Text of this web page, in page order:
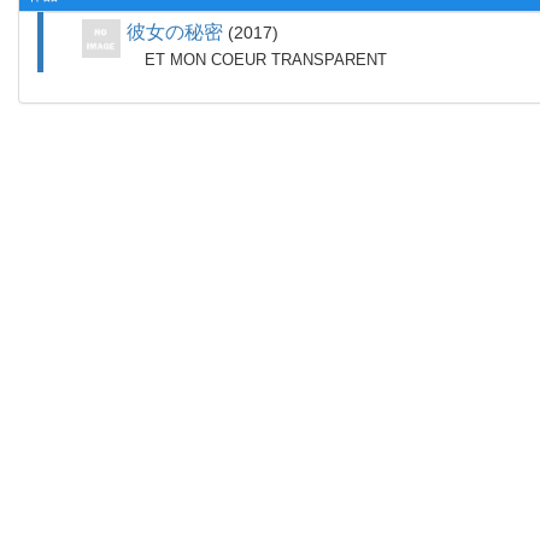
彼女の秘密 2017
ET MON COEUR TRANSPARENT